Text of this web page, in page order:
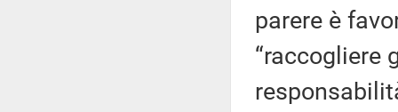
parere è
“raccogliere